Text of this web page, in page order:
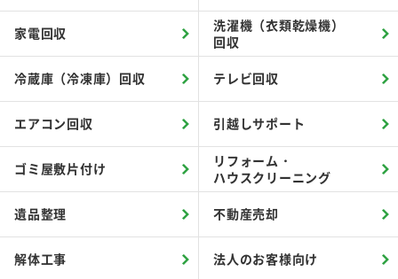
家電回収
洗濯機（衣類乾燥機）
回収
冷蔵庫（冷凍庫）回収 テレビ回収
エアコン回収 引越しサポート
ゴミ屋敷片付け
リフォーム・
ハウスクリーニング
遺品整理 不動産売却
解体工事 法人のお客様向け